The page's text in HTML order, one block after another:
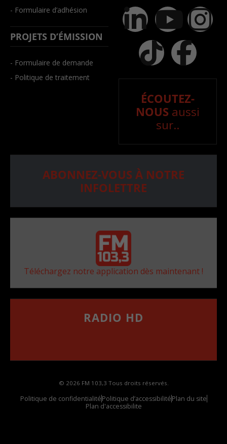
- Formulaire d’adhésion
PROJETS D’ÉMISSION
- Formulaire de demande
- Politique de traitement
ÉCOUTEZ-
NOUS aussi
sur..
ABONNEZ-VOUS À NOTRE
INFOLETTRE
Téléchargez notre application dès maintenant !
RADIO HD
© 2026 FM 103,3 Tous droits réservés.
Politique de confidentialitéPolitique d’accessibilitéPlan du site
Plan d'accessibilite